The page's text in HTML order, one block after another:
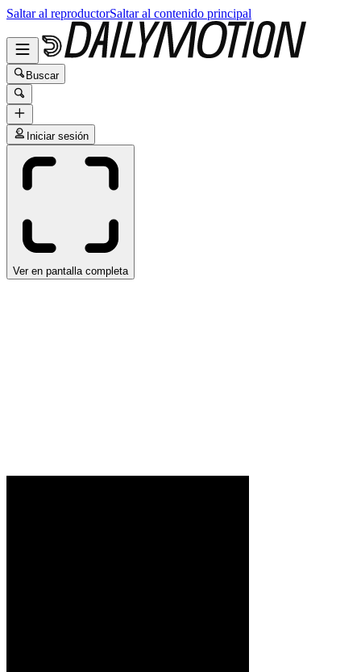
Saltar al reproductorSaltar al contenido principal
Buscar
Iniciar sesión
Ver en pantalla completa